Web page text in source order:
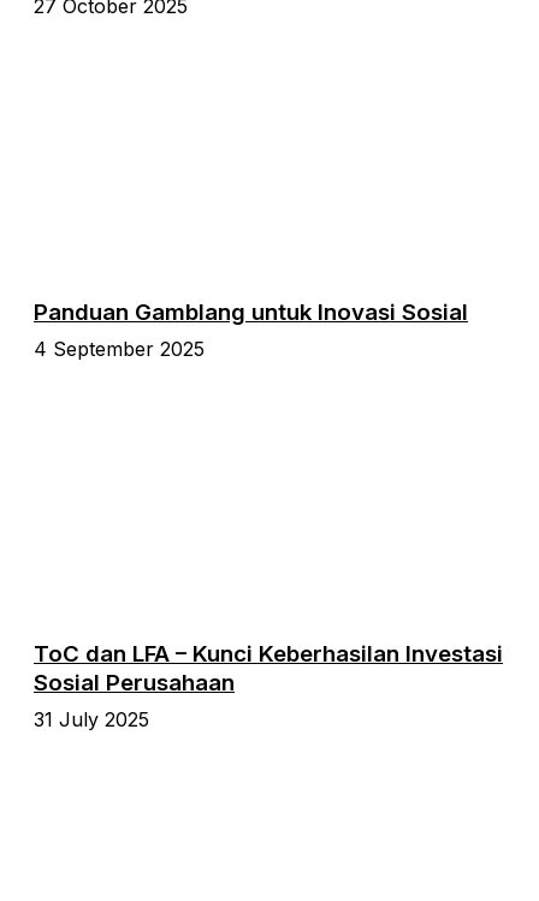
27 October 2025
Panduan Gamblang untuk Inovasi Sosial
4 September 2025
ToC dan LFA – Kunci Keberhasilan Investasi
Sosial Perusahaan
31 July 2025